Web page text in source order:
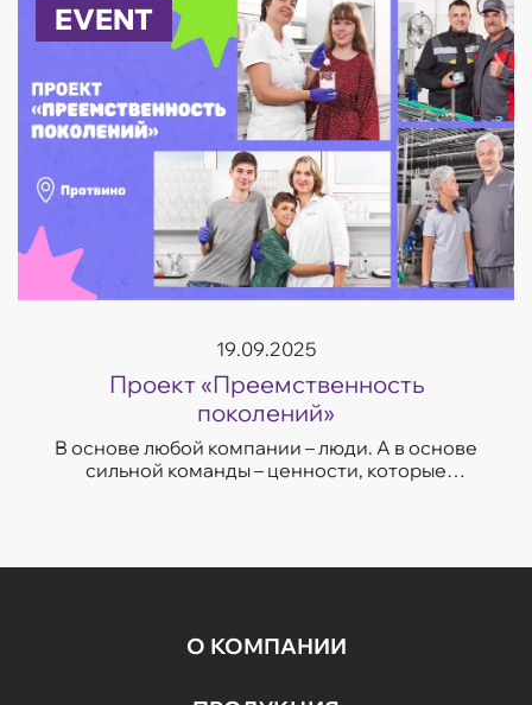
EVENT
19.09.2025
Проект «Преемственность
поколений»
В основе любой компании – люди. А в основе
сильной команды – ценности, которые
О КОМПАНИИ